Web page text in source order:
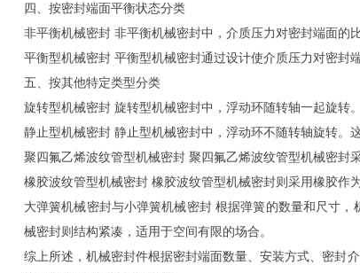
四、按密封端面平衡状态分类
非平衡机械密封 非平衡机械密封中，介质压力对密封端面的
平衡型机械密封 平衡型机械密封通过设计使介质压力对密封
五、按其他特定类型分类
旋转型机械密封 旋转型机械密封中，浮动环随转轴一起旋转
静止型机械密封 静止型机械密封中，浮动环不随转轴旋转。
聚四氟乙烯波纹管型机械密封 聚四氟乙烯波纹管型机械密封
橡胶波纹管型机械密封 橡胶波纹管型机械密封则采用橡胶作
大弹簧机械密封与小弹簧机械密封 根据弹簧的数量和尺寸
械密封则结构紧凑，适用于空间有限的场合。
综上所述，机械密封件根据密封端面数量、安装方式、密封